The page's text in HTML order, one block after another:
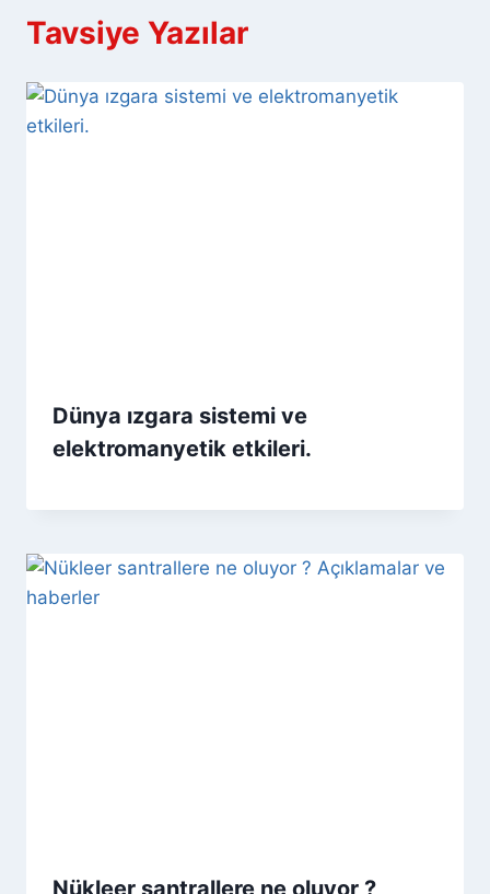
Tavsiye Yazılar
Dünya ızgara sistemi ve
elektromanyetik etkileri.
Nükleer santrallere ne oluyor ?